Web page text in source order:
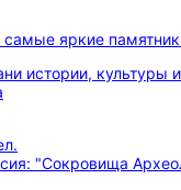
яркие
истории, культуры